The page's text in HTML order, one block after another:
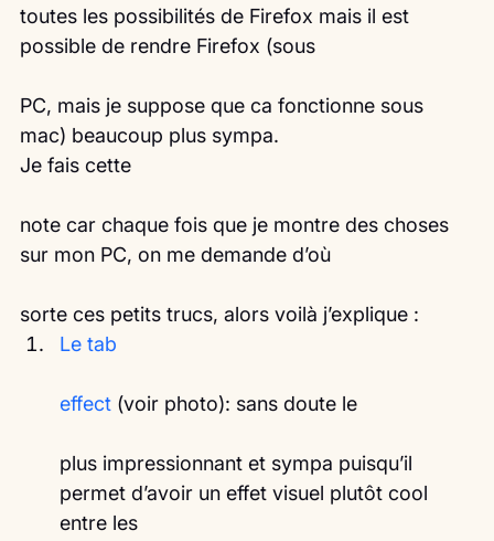
toutes les possibilités de Firefox mais il est
possible de rendre Firefox (sous
PC, mais je suppose que ca fonctionne sous
mac) beaucoup plus sympa.
Je fais cette
note car chaque fois que je montre des choses
sur mon PC, on me demande d’où
sorte ces petits trucs, alors voilà j’explique :
Le tab
effect (voir photo): sans doute le
plus impressionnant et sympa puisqu’il
permet d’avoir un effet visuel plutôt cool
entre les